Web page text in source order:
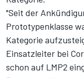
"Seit der
Prototypenklasse
Kategorie
Einsatzleiter bei
schon auf LMP2